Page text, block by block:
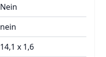
Nein
nein
14,1 x 1,6